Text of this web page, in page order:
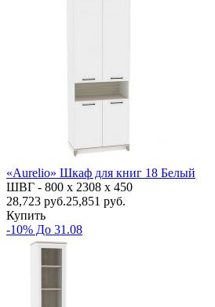
«Aurelio» Шкаф для книг 18 Белый
ШВГ - 800 х 2308 х 450
28,723 руб.25,851 руб.
Купить
-10% До 31.08